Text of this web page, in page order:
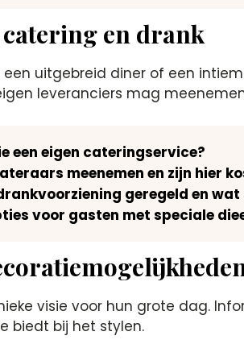
en drank
uitgebreid diner of een
leveranciers mag
een eigen cateringservice?
meenemen en zijn hier
geregeld en wat
voor gasten met speciale
visie voor hun grote dag.​
biedt bij het stylen.​